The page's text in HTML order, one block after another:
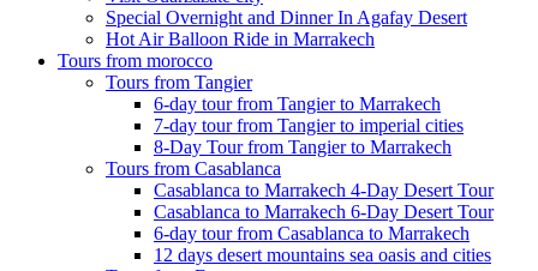
Special Overnight and Dinner In Agafay Desert
Hot Air Balloon Ride in Marrakech
Tours from morocco
Tours from Tangier
6-day tour from Tangier to Marrakech
7-day tour from Tangier to imperial cities
8-Day Tour from Tangier to Marrakech
Tours from Casablanca
Casablanca to Marrakech 4-Day Desert Tour
Casablanca to Marrakech 6-Day Desert Tour
6-day tour from Casablanca to Marrakech
12 days desert mountains sea oasis and cities